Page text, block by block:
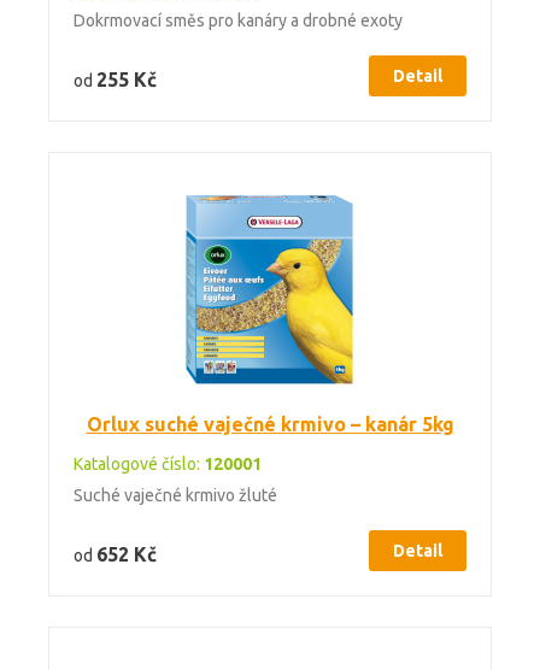
Dokrmovací směs pro kanáry a drobné exoty
od 255 Kč Detail
Orlux suché vaječné krmivo – kanár 5kg
Katalogové číslo: 120001
Suché vaječné krmivo žluté
od 652 Kč Detail